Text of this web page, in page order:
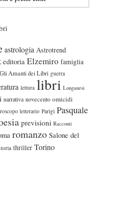
astrologia Astrotrend
editoria Elzemiro famiglia
Gli Amanti dei Libri guerra
lettura libri Longanesi
narrativa novecento omicidi
letterario Parigi Pasquale
previsioni Racconti
romanzo Salone del
thriller Torino